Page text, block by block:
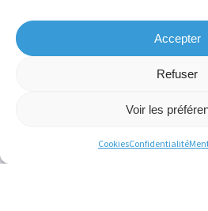
Accepter
Refuser
Voir les
CookiesConfidentialité
SIRET 775678 220 000 36 –
FINESS SSR 630 781 755 –